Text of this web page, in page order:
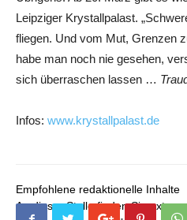
Leipziger Krystallpalast.
fliegen. Und vom Mut, Grenzen
habe man noch nie gesehen,
sich überraschen lassen …
Infos: www.krystallpalast.de
Empfohlene redaktionelle Inhalte
An dieser Stelle finden Sie